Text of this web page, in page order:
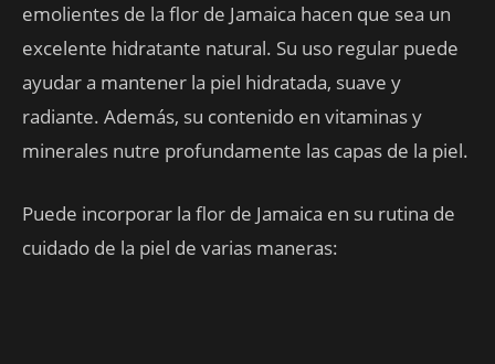
emolientes de la flor de Jamaica hacen que sea un
excelente hidratante natural. Su uso regular puede
ayudar a mantener la piel hidratada, suave y
radiante. Además, su contenido en vitaminas y
minerales nutre profundamente las capas de la piel.
Puede incorporar la flor de Jamaica en su rutina de
cuidado de la piel de varias maneras: